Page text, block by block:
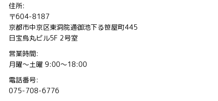
住所:
〒604-8187
京都市中京区東洞院通御池下る笹屋町445
日宝烏丸ビル5F 2号室
営業時間:
月曜～土曜 9:00～18:00
電話番号:
075-708-6776